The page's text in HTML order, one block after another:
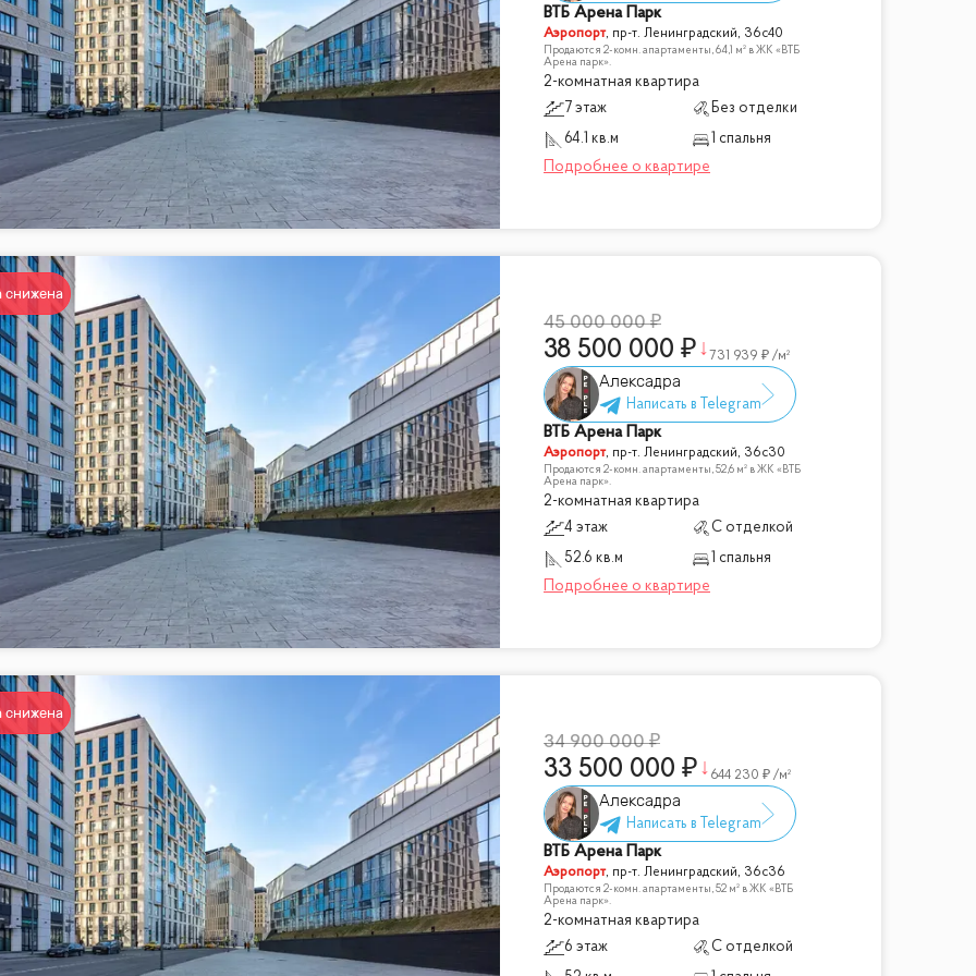
ВТБ Арена Парк
Аэропорт, пр-т. Ленинградский, 36с40
Продаются 2-комн. апартаменты, 64,1 м² в ЖК «ВТБ
Арена парк».
2-комнатная квартира
7 этаж
Без отделки
64.1 кв.м
1 спальня
снижена
45 000 000
38 500 000 731 939 /м²
Алексадра
ВТБ Арена Парк
Аэропорт, пр-т. Ленинградский, 36с30
Продаются 2-комн. апартаменты, 52,6 м² в ЖК «ВТБ
Арена парк».
2-комнатная квартира
4 этаж
С отделкой
52.6 кв.м
1 спальня
снижена
34 900 000
33 500 000 644 230 /м²
Алексадра
ВТБ Арена Парк
Аэропорт, пр-т. Ленинградский, 36с36
Продаются 2-комн. апартаменты, 52 м² в ЖК «ВТБ
Арена парк».
2-комнатная квартира
6 этаж
С отделкой